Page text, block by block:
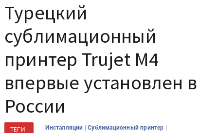
Турецкий
сублимационный
принтер Trujet M4
впервые установлен в
России
ТЕГИ Инсталляции |Сублимационный принтер |